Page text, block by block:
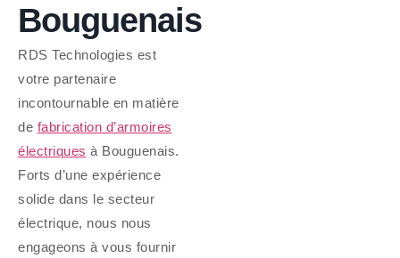
Bouguenais
RDS Technologies est
votre partenaire
incontournable en matière
de fabrication d’armoires
électriques à Bouguenais.
Forts d’une expérience
solide dans le secteur
électrique, nous nous
engageons à vous fournir